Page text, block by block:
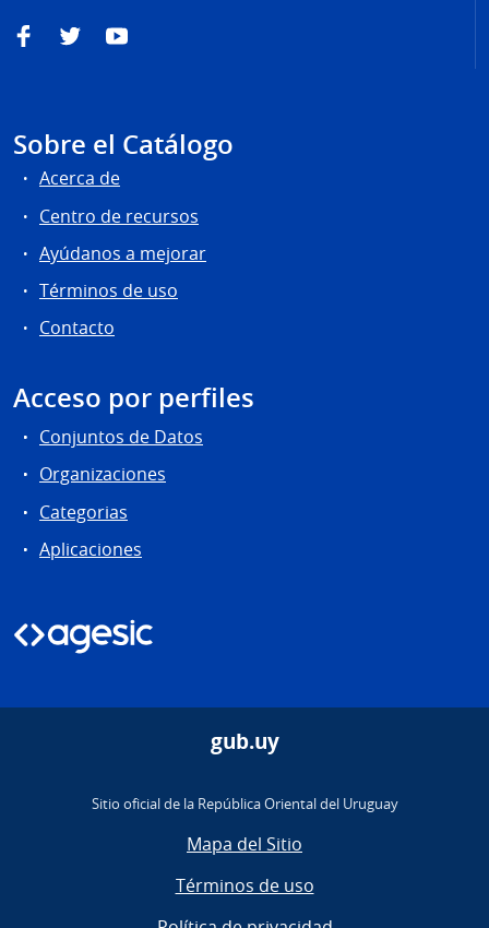
FacebookTwitterYouTube
Sobre el Catálogo
Acerca de
Centro de recursos
Ayúdanos a mejorar
Términos de uso
Contacto
Acceso por perfiles
Conjuntos de Datos
Organizaciones
Categorias
Aplicaciones
gub.uy
Sitio oficial de la República Oriental del Uruguay
Mapa del Sitio
Términos de uso